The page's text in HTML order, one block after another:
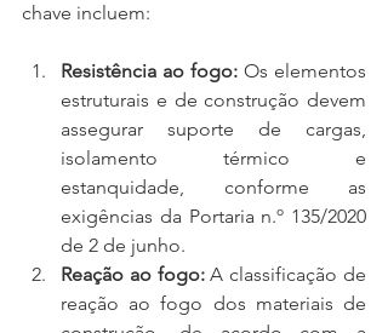
chave incluem:
Resistência ao fogo: Os elementos
estruturais e de construção devem
assegurar suporte de cargas,
isolamento térmico e
estanquidade, conforme as
exigências da Portaria n.º 135/2020
de 2 de junho.
Reação ao fogo: A classificação de
reação ao fogo dos materiais de